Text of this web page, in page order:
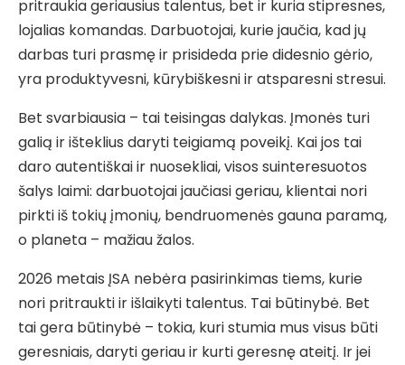
pritraukia geriausius talentus, bet ir kuria stipresnes,
lojalias komandas. Darbuotojai, kurie jaučia, kad jų
darbas turi prasmę ir prisideda prie didesnio gėrio,
yra produktyvesni, kūrybiškesni ir atsparesni stresui.
Bet svarbiausia – tai teisingas dalykas. Įmonės turi
galią ir išteklius daryti teigiamą poveikį. Kai jos tai
daro autentiškai ir nuosekliai, visos suinteresuotos
šalys laimi: darbuotojai jaučiasi geriau, klientai nori
pirkti iš tokių įmonių, bendruomenės gauna paramą,
o planeta – mažiau žalos.
2026 metais ĮSA nebėra pasirinkimas tiems, kurie
nori pritraukti ir išlaikyti talentus. Tai būtinybė. Bet
tai gera būtinybė – tokia, kuri stumia mus visus būti
geresniais, daryti geriau ir kurti geresnę ateitį. Ir jei